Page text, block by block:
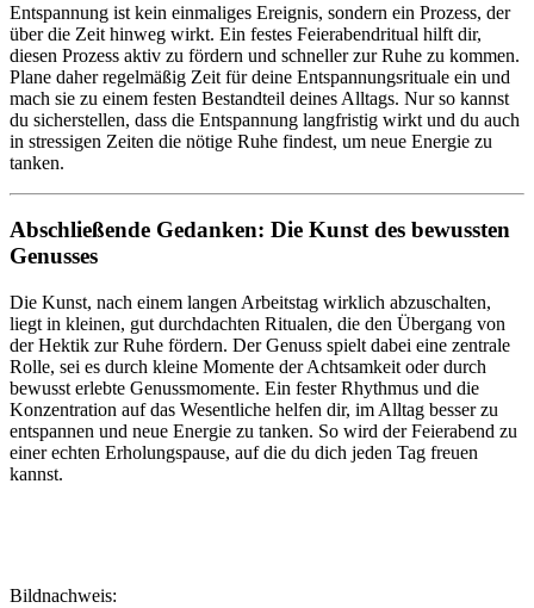
Entspannung ist kein einmaliges Ereignis, sondern ein Prozess, der
über die Zeit hinweg wirkt. Ein festes Feierabendritual hilft dir,
diesen Prozess aktiv zu fördern und schneller zur Ruhe zu kommen.
Plane daher regelmäßig Zeit für deine Entspannungsrituale ein und
mach sie zu einem festen Bestandteil deines Alltags. Nur so kannst
du sicherstellen, dass die Entspannung langfristig wirkt und du auch
in stressigen Zeiten die nötige Ruhe findest, um neue Energie zu
tanken.
Abschließende Gedanken: Die Kunst des bewussten
Genusses
Die Kunst, nach einem langen Arbeitstag wirklich abzuschalten,
liegt in kleinen, gut durchdachten Ritualen, die den Übergang von
der Hektik zur Ruhe fördern. Der Genuss spielt dabei eine zentrale
Rolle, sei es durch kleine Momente der Achtsamkeit oder durch
bewusst erlebte Genussmomente. Ein fester Rhythmus und die
Konzentration auf das Wesentliche helfen dir, im Alltag besser zu
entspannen und neue Energie zu tanken. So wird der Feierabend zu
einer echten Erholungspause, auf die du dich jeden Tag freuen
kannst.
Bildnachweis: